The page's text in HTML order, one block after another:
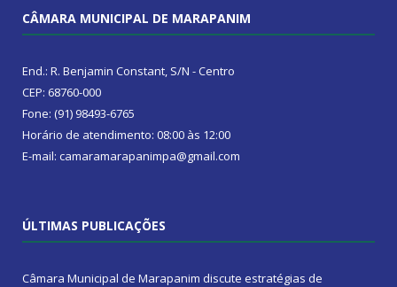
CÂMARA MUNICIPAL DE MARAPANIM
End.: R. Benjamin Constant, S/N - Centro
CEP: 68760-000
Fone: (91) 98493-6765
Horário de atendimento: 08:00 às 12:00
E-mail: camaramarapanimpa@gmail.com
ÚLTIMAS PUBLICAÇÕES
Câmara Municipal de Marapanim discute estratégias de